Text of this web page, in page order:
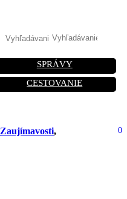
SPRÁVY
CESTOVANIE
Zaujímavosti, 0